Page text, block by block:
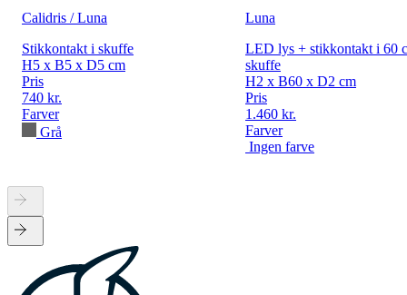
Calidris / Luna
Stikkontakt i skuffe
H5 x B5 x D5 cm
Pris
740 kr.
Farver
Grå
Luna
LED lys + stikkontakt i 60
skuffe
H2 x B60 x D2 cm
Pris
1.460 kr.
Farver
Ingen farve